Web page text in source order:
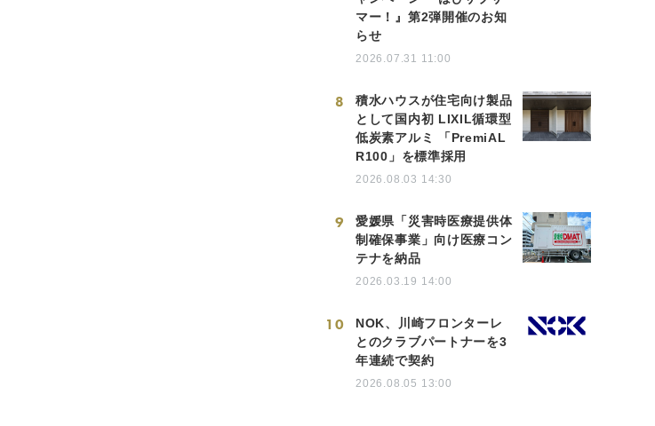
マー！』第2弾開催のお知
らせ
2026.07.31 11:00
8
積水ハウスが住宅向け製品
として国内初 LIXIL循環型
低炭素アルミ 「PremiAL
R100」を標準採用
2026.08.03 14:30
9
愛媛県「災害時医療提供体
制確保事業」向け医療コン
テナを納品
2026.03.19 14:00
10
NOK、川崎フロンターレ
とのクラブパートナーを3
年連続で契約
2026.08.05 13:00